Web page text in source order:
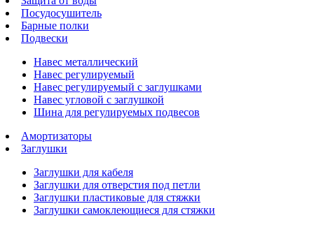
Посудосушитель
Барные полки
Подвески
Навес металлический
Навес регулируемый
Навес регулируемый с заглушками
Навес угловой с заглушкой
Шина для регулируемых подвесов
Амортизаторы
Заглушки
Заглушки для кабеля
Заглушки для отверстия под петли
Заглушки пластиковые для стяжки
Заглушки самоклеющиеся для стяжки